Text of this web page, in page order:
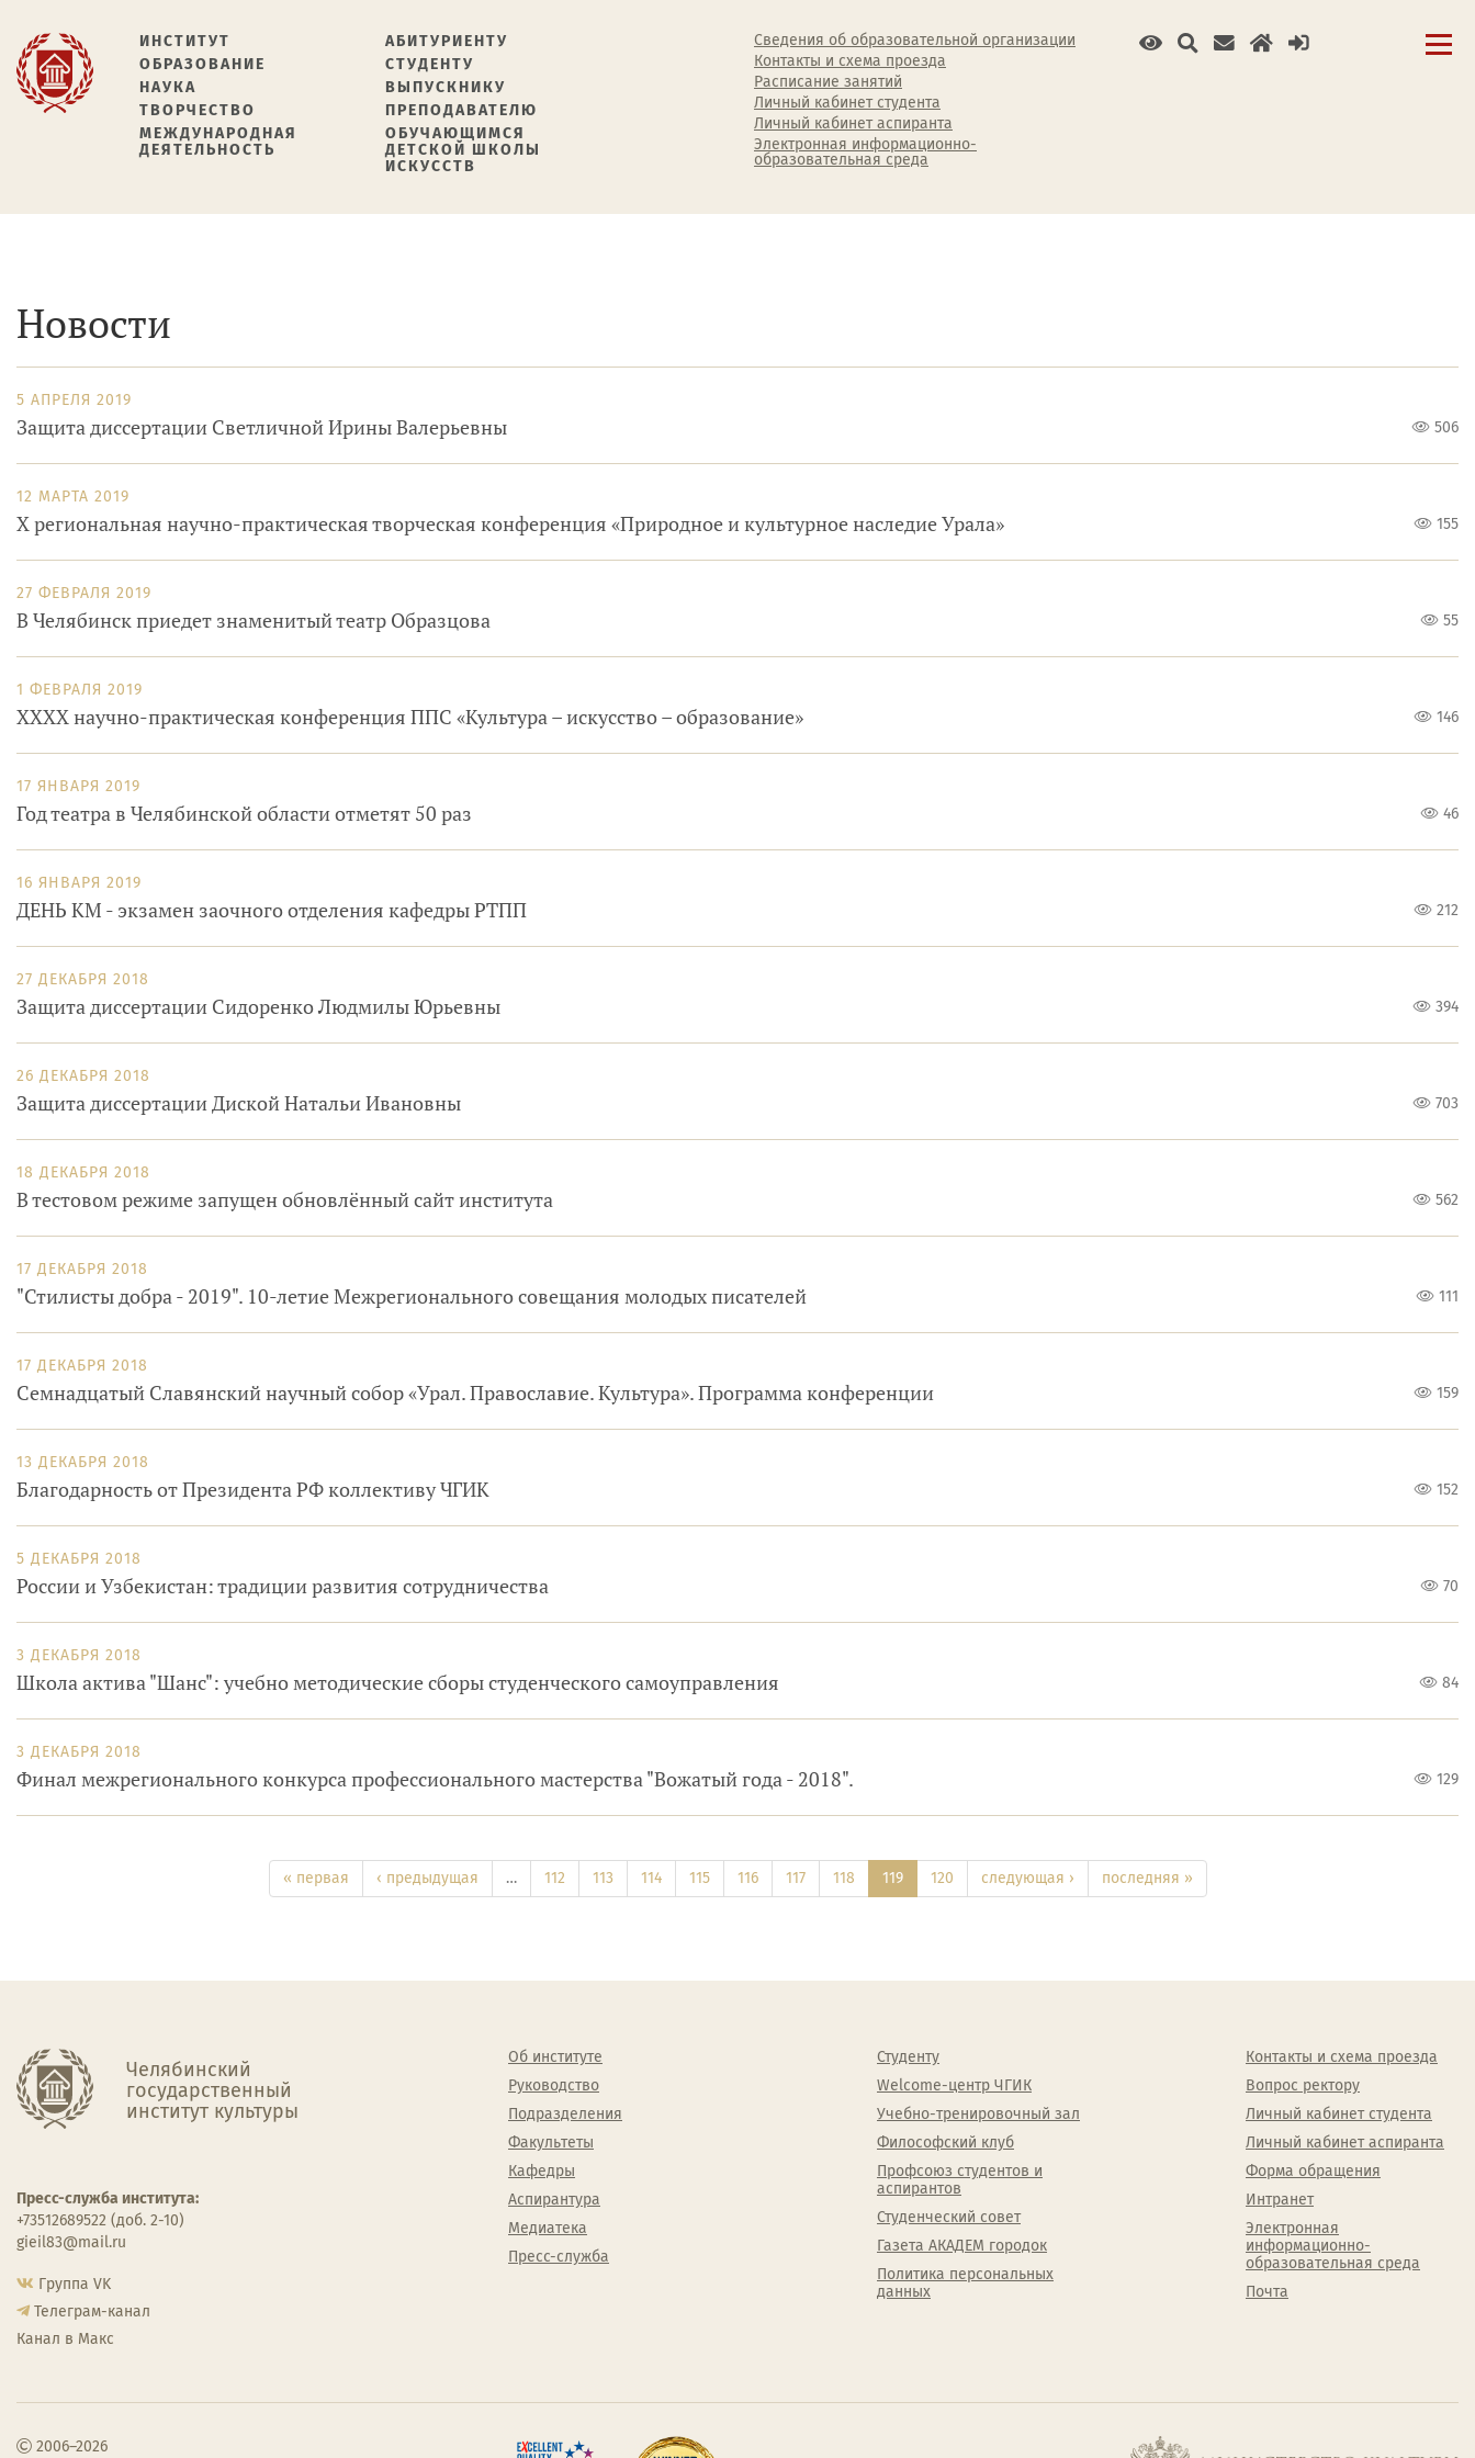
ИНСТИТУТ
ОБРАЗОВАНИЕ
НАУКА
ТВОРЧЕСТВО
МЕЖДУНАРОДНАЯ
ДЕЯТЕЛЬНОСТЬ
АБИТУРИЕНТУ
СТУДЕНТУ
ВЫПУСКНИКУ
ПРЕПОДАВАТЕЛЮ
ОБУЧАЮЩИМСЯ
ДЕТСКОЙ ШКОЛЫ
ИСКУССТВ
Сведения об образовательной организации
Контакты и схема проезда
Расписание занятий
Личный кабинет студента
Личный кабинет аспиранта
Электронная информационно-
образовательная среда
Новости
5 АПРЕЛЯ 2019
Защита диссертации Светличной Ирины Валерьевны 506
12 МАРТА 2019
X региональная научно-практическая творческая конференция «Природное и культурное наследие Урала» 155
27 ФЕВРАЛЯ 2019
В Челябинск приедет знаменитый театр Образцова 55
1 ФЕВРАЛЯ 2019
XXXX научно-практическая конференция ППС «Культура – искусство – образование» 146
17 ЯНВАРЯ 2019
Год театра в Челябинской области отметят 50 раз 46
16 ЯНВАРЯ 2019
ДЕНЬ КМ - экзамен заочного отделения кафедры РТПП 212
27 ДЕКАБРЯ 2018
Защита диссертации Сидоренко Людмилы Юрьевны 394
26 ДЕКАБРЯ 2018
Защита диссертации Диской Натальи Ивановны 703
18 ДЕКАБРЯ 2018
В тестовом режиме запущен обновлённый сайт института 562
17 ДЕКАБРЯ 2018
"Стилисты добра - 2019". 10-летие Межрегионального совещания молодых писателей 111
17 ДЕКАБРЯ 2018
Семнадцатый Славянский научный собор «Урал. Православие. Культура». Программа конференции 159
13 ДЕКАБРЯ 2018
Благодарность от Президента РФ коллективу ЧГИК 152
5 ДЕКАБРЯ 2018
России и Узбекистан: традиции развития сотрудничества 70
3 ДЕКАБРЯ 2018
Школа актива "Шанс": учебно методические сборы студенческого самоуправления 84
3 ДЕКАБРЯ 2018
Финал межрегионального конкурса профессионального мастерства "Вожатый года - 2018". 129
« первая ‹ предыдущая … 112 113 114 115 116 117 118 119 120 следующая › последняя »
Челябинский
государственный
институт культуры
Пресс-служба института:
+73512689522 (доб. 2-10)
gieil83@mail.ru
Группа VK
Телеграм-канал
Канал в Макс
Об институте
Руководство
Подразделения
Факультеты
Кафедры
Аспирантура
Медиатека
Пресс-служба
Студенту
Welcome-центр ЧГИК
Учебно-тренировочный зал
Философский клуб
Профсоюз студентов и
аспирантов
Студенческий совет
Газета АКАДЕМ городок
Политика персональных
данных
Контакты и схема проезда
Вопрос ректору
Личный кабинет студента
Личный кабинет аспиранта
Форма обращения
Интранет
Электронная
информационно-
образовательная среда
Почта
2006–2026